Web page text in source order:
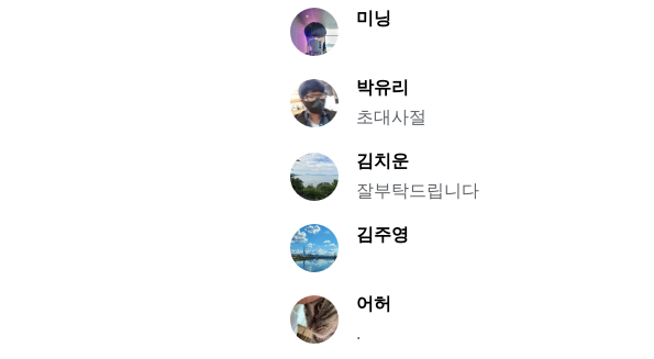
미닝
박유리
초대사절
김치운
잘부탁드립니다
김주영
어허
.